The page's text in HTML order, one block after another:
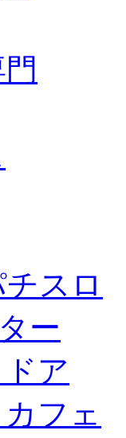
スロ
ー
ア
フェ